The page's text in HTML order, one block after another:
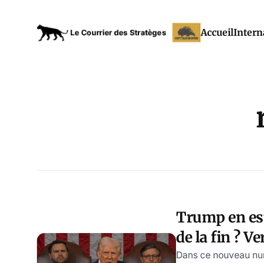
Accueil
Trump en
de la fin ?
mondial ?
Dans ce nouveau